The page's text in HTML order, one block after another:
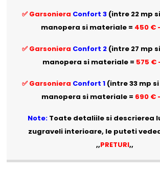
✅ Garsoniera Confort 3(intre 22 mp
manopera si materiale = 450 €
✅ Garsoniera Confort 2 (intre 27 mp
manopera si materiale = 575 €
✅ Garsoniera Confort 1 (intre 33 mp
manopera si materiale = 690 €
Note: Toate detaliile si descrierea
zugraveli interioare, le puteti
,,PRETURI,,